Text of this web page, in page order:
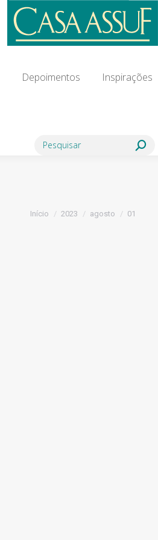
Depoimentos Inspirações
Search:
Você está aqui:
Início 2023 agosto 01
Depoimentos Inspirações